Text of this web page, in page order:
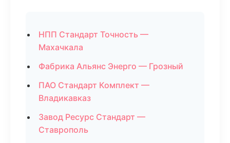
НПП Стандарт Точность —
Махачкала
Фабрика Альянс Энерго — Грозный
ПАО Стандарт Комплект —
Владикавказ
Завод Ресурс Стандарт —
Ставрополь